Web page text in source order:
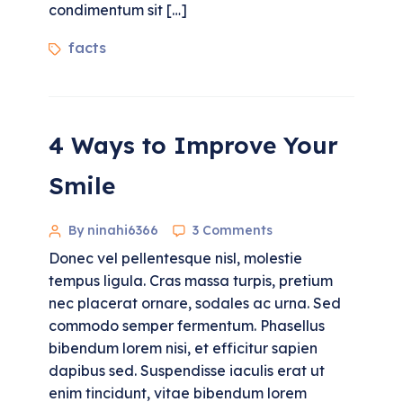
condimentum sit […]
facts
4 Ways to Improve Your
Smile
By ninahi6366 3 Comments
Donec vel pellentesque nisl, molestie
tempus ligula. Cras massa turpis, pretium
nec placerat ornare, sodales ac urna. Sed
commodo semper fermentum. Phasellus
bibendum lorem nisi, et efficitur sapien
dapibus sed. Suspendisse iaculis erat ut
enim tincidunt, vitae bibendum lorem